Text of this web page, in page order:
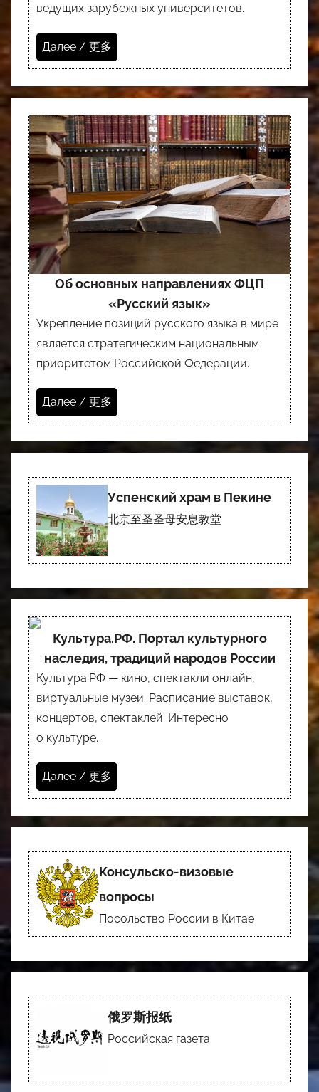
ведущих зарубежных университетов.
Далее / 更多
Об основных направлениях ФЦП
«Русский язык»
Укрепление позиций русского языка в мире
является стратегическим национальным
приоритетом Российской Федерации.
Далее / 更多
Успенский храм в Пекине
北京至圣圣母安息教堂
Культура.РФ. Портал культурного
наследия, традиций народов России
Культура.РФ — кино, спектакли онлайн,
виртуальные музеи. Расписание выставок,
концертов, спектаклей. Интересно
о культуре.
Далее / 更多
Консульско-визовые
вопросы
Посольство России в Китае
俄罗斯报纸
Российская газета